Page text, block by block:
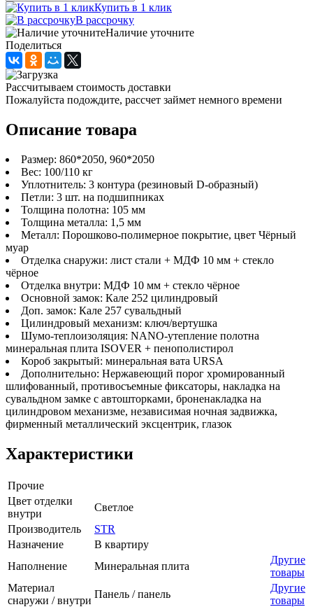
Купить в 1 клик
В рассрочку
Наличие уточните
Поделиться
Рассчитываем стоимость доставки
Пожалуйста подождите, рассчет займет немного времени
Описание товара
Размер: 860*2050, 960*2050
Вес: 100/110 кг
Уплотнитель: 3 контура (резиновый D-образный)
Петли: 3 шт. на подшипниках
Толщина полотна: 105 мм
Толщина металла: 1,5 мм
Металл: Порошково-полимерное покрытие, цвет Чёрный
муар
Отделка снаружи: лист стали + МДФ 10 мм + стекло
чёрное
Отделка внутри: МДФ 10 мм + стекло чёрное
Основной замок: Кале 252 цилиндровый
Доп. замок: Кале 257 сувальдный
Цилиндровый механизм: ключ/вертушка
Шумо-теплоизоляция: NANO-утепление полотна
минеральная плита ISOVER + пенополистирол
Короб закрытый: минеральная вата URSA
Дополнительно: Нержавеющий порог хромированный
шлифованный, противосъемные фиксаторы, накладка на
сувальдном замке с автошторками, броненакладка на
цилиндровом механизме, независимая ночная задвижка,
фирменный металлический эксцентрик, глазок
Характеристики
Прочие
Цвет отделки
внутри
Светлое
Производитель
STR
Назначение
В квартиру
Наполнение
Минеральная плита
Другие
товары
Материал
снаружи / внутри
Панель / панель
Другие
товары